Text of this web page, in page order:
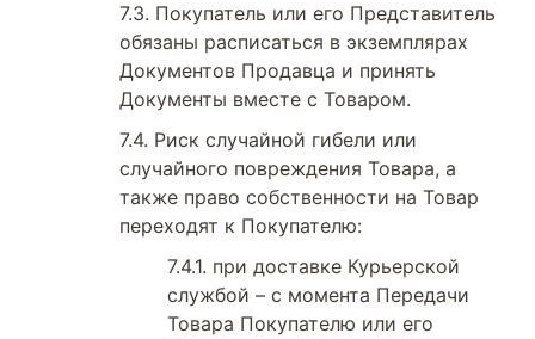
Покупатель или его Представитель
обязаны расписаться в экземплярах
Документов Продавца и принять
Документы вместе с Товаром.
Риск случайной гибели или
случайного повреждения Товара, а
также право собственности на Товар
переходят к Покупателю:
при доставке Курьерской
службой – с момента Передачи
Товара Покупателю или его